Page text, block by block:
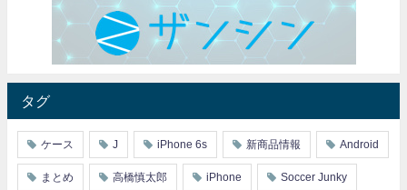
タグ
ケース J iPhone 6s 新商品情報 Android
まとめ 高橋慎太郎 iPhone Soccer Junky